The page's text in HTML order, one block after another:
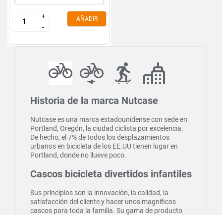
+
-
+
-
AÑADIR
Historia de la marca Nutcase
Nutcase es una marca estadounidense con sede en
Portland, Oregón, la ciudad ciclista por excelencia.
De hecho, el 7% de todos los desplazamientos
urbanos en bicicleta de los EE.UU tienen lugar en
Portland, donde no llueve poco.
Cascos bicicleta divertidos infantiles
Sus principios son la innovación, la calidad, la
satisfacción del cliente y hacer unos magníficos
cascos para toda la familia. Su gama de producto